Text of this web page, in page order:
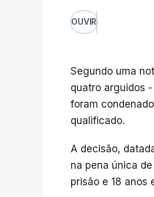
OUVIR
Segundo uma
quatro arguidos
foram
qualificado.
A decisão,
na pena única
prisão e 18 anos